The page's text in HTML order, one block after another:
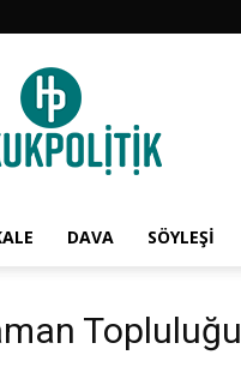
HukukPolitik
DAVA SÖYLEŞİ
Topluluğu